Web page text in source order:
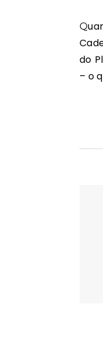
Quando navegas na internet tens noção dos riscos? Ler mais >> Conteúdo relacionado:
do
– o